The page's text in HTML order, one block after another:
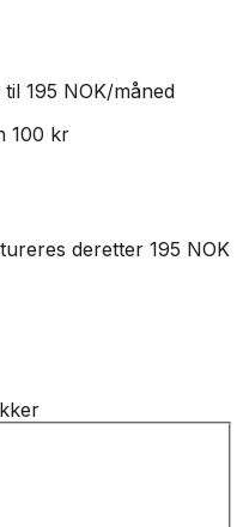
195 NOK/måned
100 kr
deretter 195 NOK